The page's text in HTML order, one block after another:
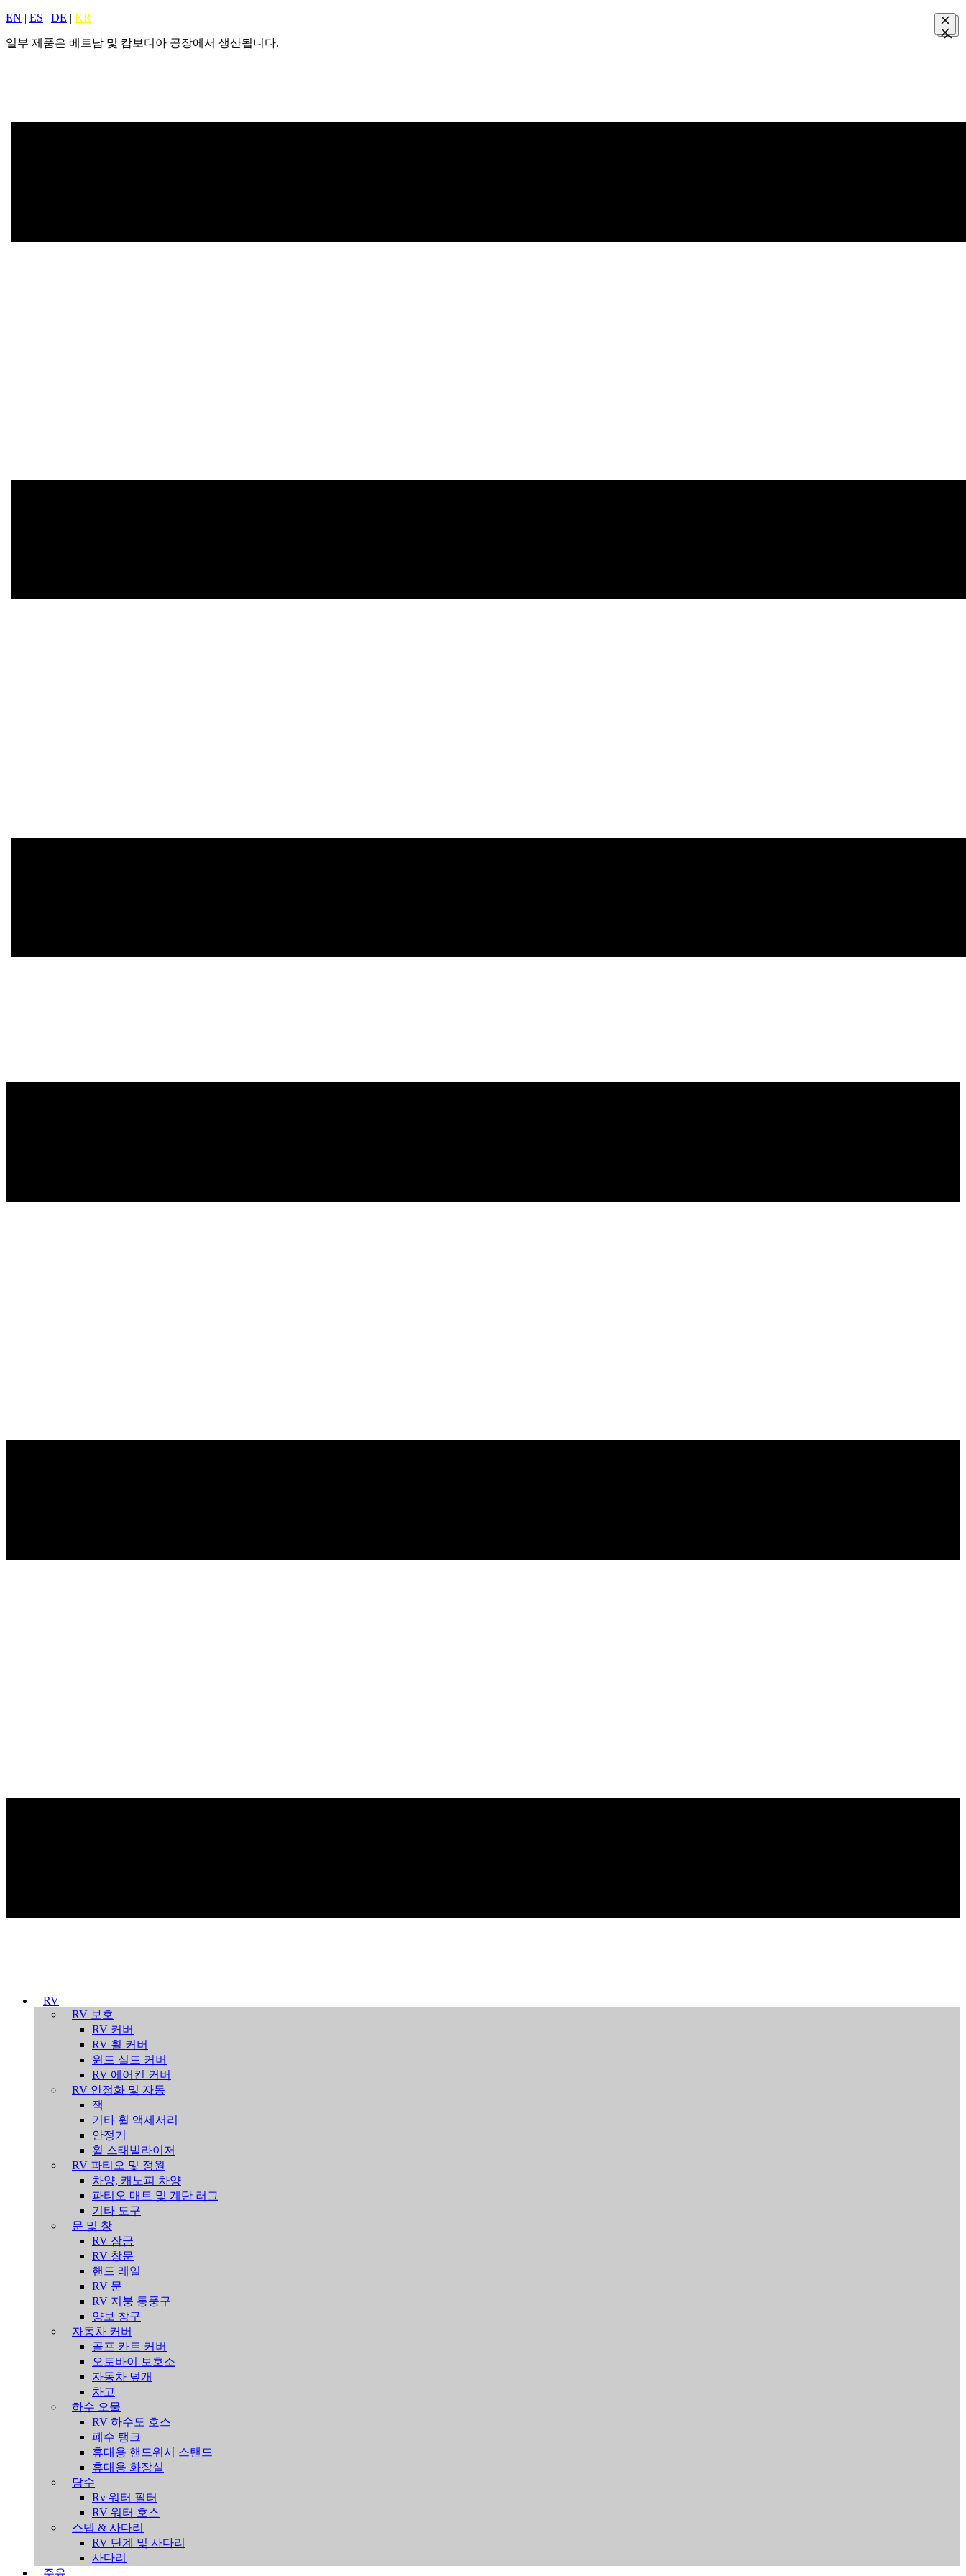
EN | ES | DE | KR
일부 제품은 베트남 및 캄보디아 공장에서 생산됩니다.
RV
RV 보호
RV 커버
RV 휠 커버
윈드 실드 커버
RV 에어컨 커버
RV 안정화 및 자동
잭
기타 휠 액세서리
안정기
휠 스태빌라이저
RV 파티오 및 정원
차양, 캐노피 차양
파티오 매트 및 계단 러그
기타 도구
문 및 창
RV 잠금
RV 창문
핸드 레일
RV 문
RV 지붕 통풍구
양보 창구
자동차 커버
골프 카트 커버
오토바이 보호소
자동차 덮개
차고
하수 오물
RV 하수도 호스
폐수 탱크
휴대용 핸드워시 스탠드
휴대용 화장실
담수
Rv 워터 필터
RV 워터 호스
스텝 & 사다리
RV 단계 및 사다리
사다리
주유